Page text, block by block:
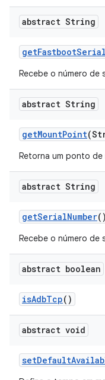
abstract String
getFastbootSerial
Recebe o número
abstract String
getMountPoint
Retorna um ponto de
abstract String
getSerialNumber()
Recebe o número de
abstract boolean
isAdbTcp()
abstract void
setDefault